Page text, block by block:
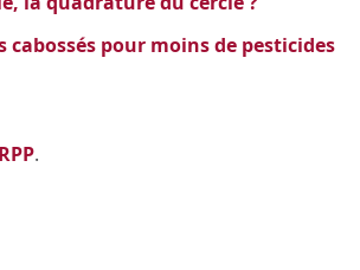
cabossés pour moins de pesticides
.